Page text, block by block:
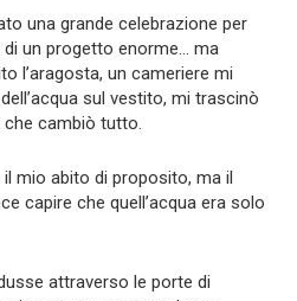
una grande celebrazione per
di un progetto enorme… ma
l’aragosta, un cameriere mi
sul vestito, mi trascinò
cambiò tutto.
mio abito di proposito, ma il
capire che quell’acqua era solo
attraverso le porte di